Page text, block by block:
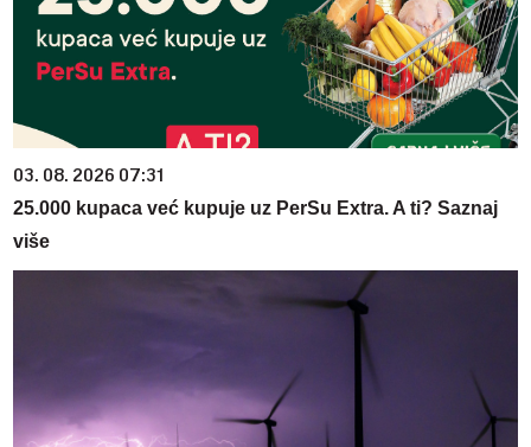
03. 08. 2026 07:31
25.000 kupaca već kupuje uz PerSu Extra. A ti? Saznaj
više